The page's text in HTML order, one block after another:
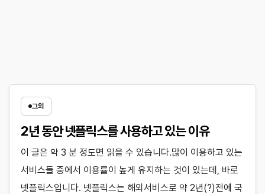
그외
2년 동안 넷플릭스를 사용하고 있는 이유
이 글은 약 3 분 정도면 읽을 수 있습니다.많이 이용하고 있는
서비스들 중에서 이용률이 높게 유지하는 것이 있는데, 바로
넷플릭스입니다. 넷플릭스는 해외서비스로 약 2년(?)전에 국